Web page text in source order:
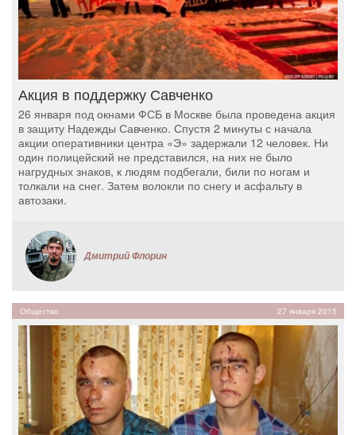
Акция в поддержку Савченко
26 января под окнами ФСБ в Москве была проведена акция
в защиту Надежды Савченко. Спустя 2 минуты с начала
акции оперативники центра «Э» задержали 12 человек. Ни
один полицейский не представился, на них не было
нагрудных знаков, к людям подбегали, били по ногам и
толкали на снег. Затем волокли по снегу и асфальту в
автозаки.
Дмитрий Флорин
Общество 27 января 2015